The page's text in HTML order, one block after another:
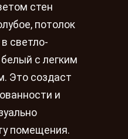
стен
потолок
светло-
с легким
Это создаст
и
помещения.